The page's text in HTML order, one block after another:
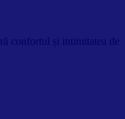
confortul și intimitatea de